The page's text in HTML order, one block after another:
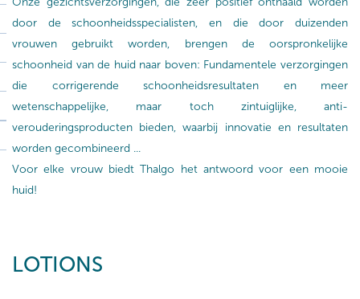
door de schoonheidsspecialisten, en die door duizenden
vrouwen gebruikt worden, brengen de oorspronkelijke
schoonheid van de huid naar boven: Fundamentele verzorgingen
die corrigerende schoonheidsresultaten en meer
wetenschappelijke, maar toch zintuiglijke, anti-
verouderingsproducten bieden, waarbij innovatie en resultaten
worden gecombineerd ...
Voor elke vrouw biedt Thalgo het antwoord voor een mooie
huid!
LOTIONS